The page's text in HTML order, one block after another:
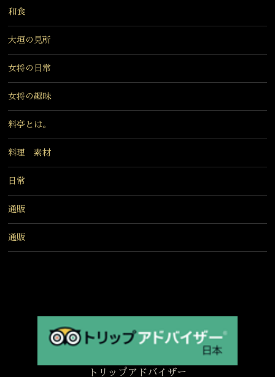
和食
大垣の見所
女将の日常
女将の趣味
料亭とは。
料理 素材
日常
通販
通販
トリップアドバイザー